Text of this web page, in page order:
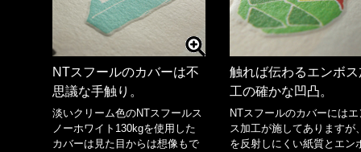
NTスフールのカバーは不
思議な手触り。
淡いクリーム色のNTスフールス
ノーホワイト130kgを使用した
カバーは見た目からは想像もで
触れば伝わるエンボス
工の確かな凹凸。
NTスフールのカバーにはエ
ス加工が施してありますが
を反射しにくい紙質とエン